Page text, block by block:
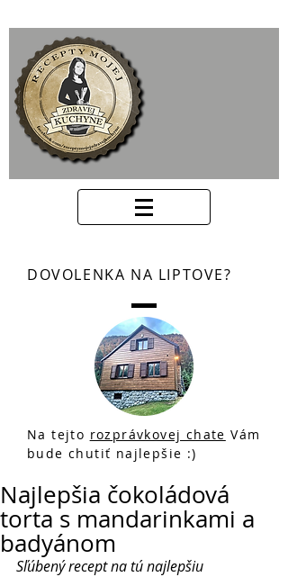
DOVOLENKA NA LIPTOVE?
Na tejto rozprávkovej chate Vám
bude chutiť najlepšie :)
Najlepšia čokoládová
torta s mandarinkami a
badyánom
Sľúbený recept na tú najlepšiu